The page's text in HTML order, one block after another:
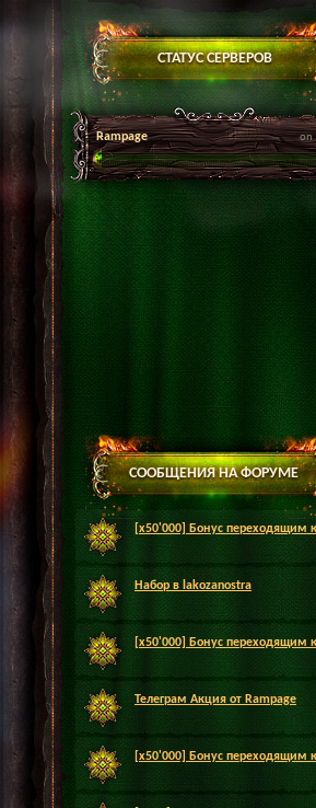
СТАТУС СЕРВЕРОВ
Rampage on
СООБЩЕНИЯ НА ФОРУМЕ
Набор в lakozanostra
Телеграм Акция от Rampage